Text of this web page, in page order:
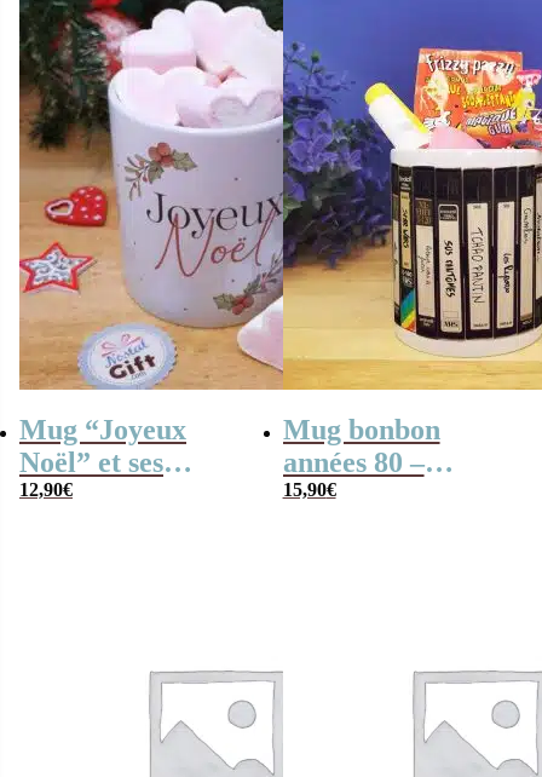
x10
Mug “Joyeux
Noël” et ses
guimauves coeurs
12,90€
Mug bonbon
années 80 –
Collection “VHS
15,90€